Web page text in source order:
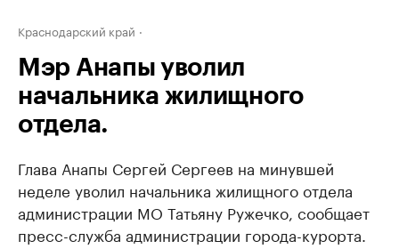
Краснодарский край
Мэр Анапы уволил
начальника жилищного
отдела.
Глава Анапы Сергей Сергеев на минувшей
неделе уволил начальника жилищного отдела
администрации МО Татьяну Ружечко, сообщает
пресс-служба администрации города-курорта.